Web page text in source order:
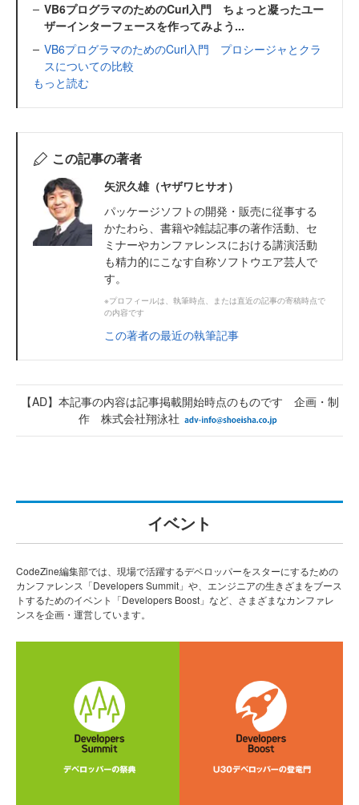
VB6プログラマのためのCurl入門 ちょっと凝ったユー
ザーインターフェースを作ってみよう...
VB6プログラマのためのCurl入門 プロシージャとクラ
スについての比較
もっと読む
この記事の著者
矢沢久雄（ヤザワヒサオ）
パッケージソフトの開発・販売に従事する
かたわら、書籍や雑誌記事の著作活動、セ
ミナーやカンファレンスにおける講演活動
も精力的にこなす自称ソフトウエア芸人で
す。
※プロフィールは、執筆時点、または直近の記事の寄稿時点で
の内容です
この著者の最近の執筆記事
【AD】本記事の内容は記事掲載開始時点のものです 企画・制
作 株式会社翔泳社
イベント
CodeZine編集部では、現場で活躍するデベロッパーをスターにするための
カンファレンス「Developers Summit」や、エンジニアの生きざまをブース
トするためのイベント「Developers Boost」など、さまざまなカンファレ
ンスを企画・運営しています。